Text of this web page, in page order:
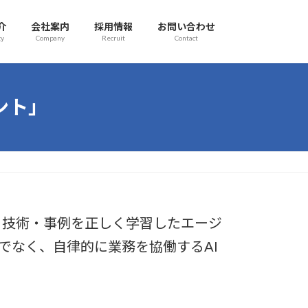
会社案内
Company
採用情報
Recruit
お問い合わせ
Contact
」
術・事例を正しく学習したエージ
なく、自律的に業務を協働するAI